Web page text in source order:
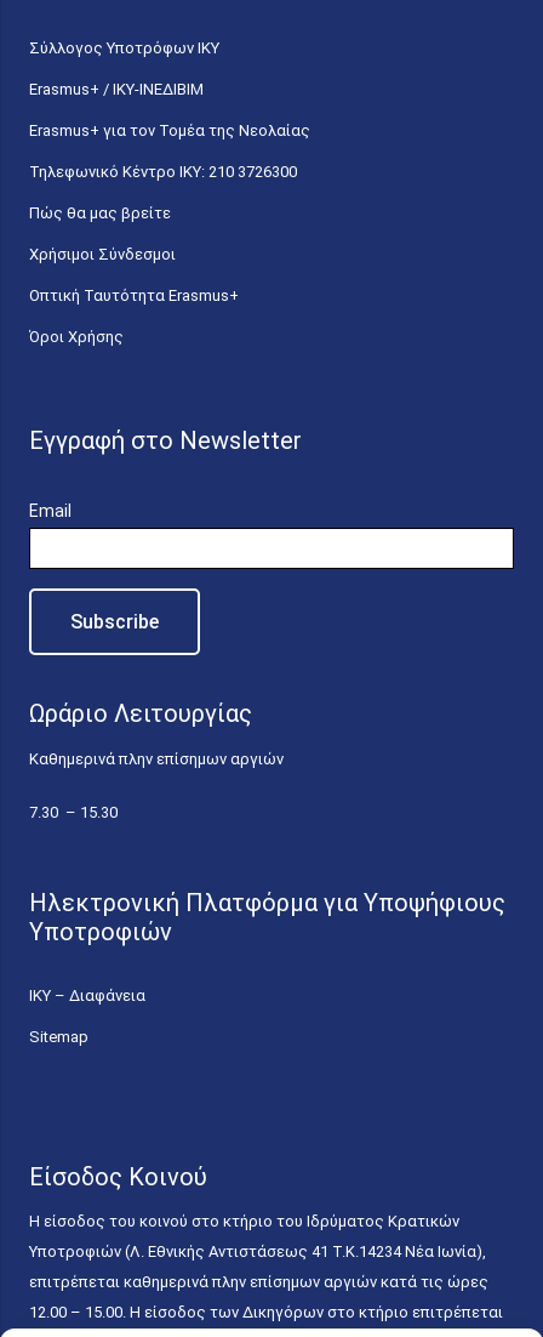
Σύλλογος Υποτρόφων ΙΚΥ
Erasmus+ / ΙΚΥ-ΙΝΕΔΙΒΙΜ
Erasmus+ για τον Τομέα της Νεολαίας
Τηλεφωνικό Κέντρο IKY: 210 3726300
Πώς θα μας βρείτε
Χρήσιμοι Σύνδεσμοι
Οπτική Ταυτότητα Erasmus+
Όροι Χρήσης
Εγγραφή στο Newsletter
Email
Ωράριο Λειτουργίας
Καθημερινά πλην επίσημων αργιών
7.30 – 15.30
Ηλεκτρονική Πλατφόρμα για Υποψήφιους
Υποτροφιών
ΙΚΥ – Διαφάνεια
Sitemap
Είσοδος Κοινού
Η είσοδος του κοινού στο κτήριο του Ιδρύματος Κρατικών
Υποτροφιών (Λ. Εθνικής Αντιστάσεως 41 T.K.14234 Νέα Ιωνία),
επιτρέπεται καθημερινά πλην επίσημων αργιών κατά τις ώρες
12.00 – 15.00. Η είσοδος των Δικηγόρων στο κτήριο επιτρέπεται